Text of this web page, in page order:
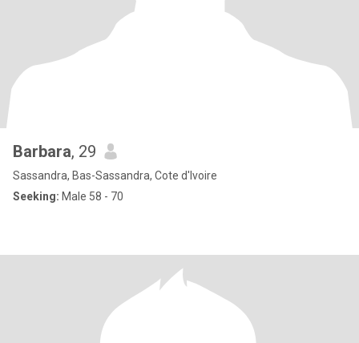
Barbara, 29
Sassandra, Bas-Sassandra, Cote d'Ivoire
Seeking: Male 58 - 70